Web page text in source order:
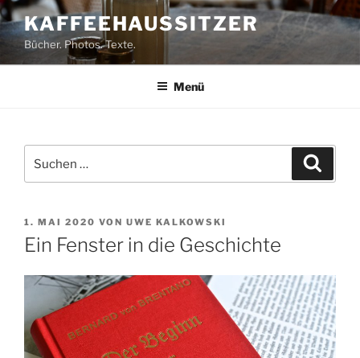
Zum
Inhalt
springen
KAFFEEHAUSSITZER
Bücher. Photos. Texte.
Menü
nach:
VERÖFFENTLICHT
AM
1. MAI 2020 VON UWE KALKOWSKI
Ein Fenster in die Geschichte